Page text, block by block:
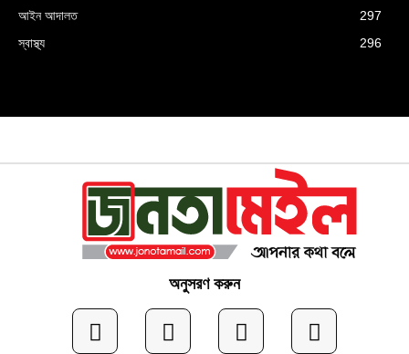
আইন আদালত
297
স্বাস্থ্য
296
অনুসরণ করুন